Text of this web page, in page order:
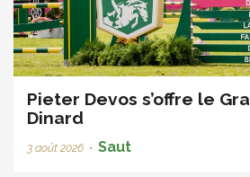
Pieter Devos s’offre le
Dinard
3 août 2026 • Saut